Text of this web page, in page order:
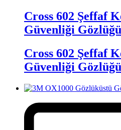
Cross 602 Şeffaf
Güvenliği Gözlüğü
Cross 602 Şeffaf
Güvenliği Gözlüğü